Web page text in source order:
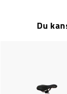
Du